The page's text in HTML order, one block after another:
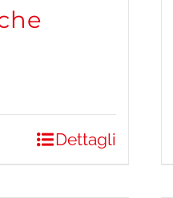
Dettagli